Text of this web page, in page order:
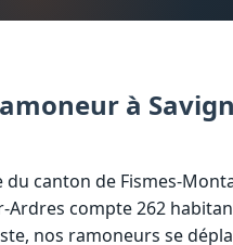
à
du canton de Fismes-
Ardres compte 262
nos ramoneurs se